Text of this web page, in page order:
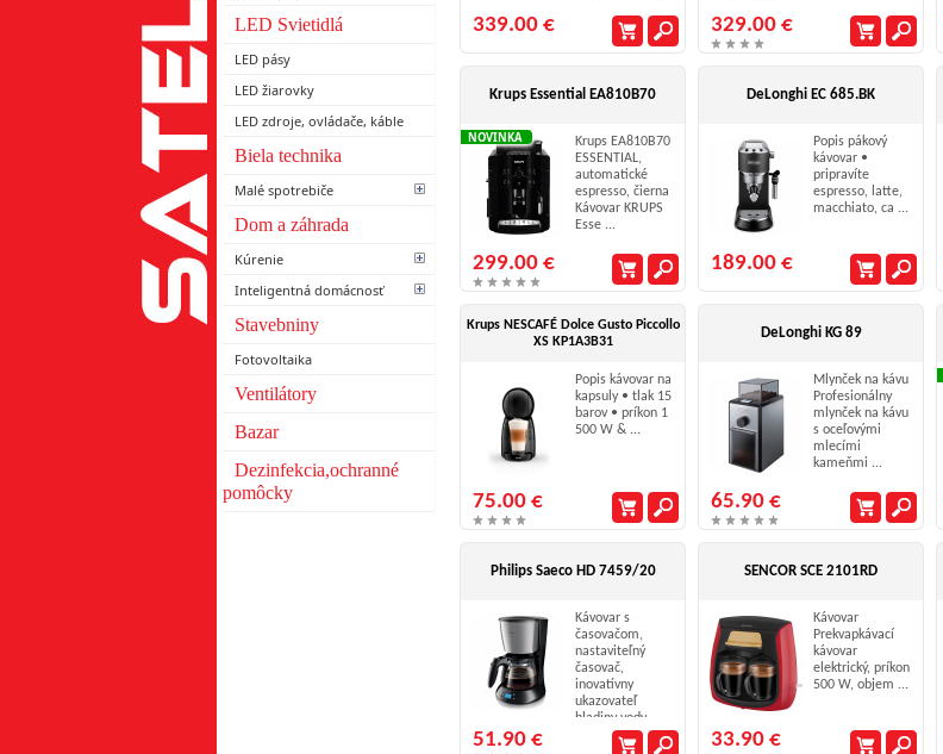
LED Svietidlá
LED pásy
LED žiarovky
LED zdroje, ovládače, káble
Biela technika
Malé spotrebiče
Dom a záhrada
Kúrenie
Inteligentná domácnosť
Stavebniny
Fotovoltaika
Ventilátory
Bazar
Dezinfekcia,ochranné
pomôcky
339.00 € 329.00 €
Krups Essential EA810B70
NOVINKA
Krups EA810B70
ESSENTIAL,
automatické
espresso, čierna
Kávovar KRUPS
Esse ...
299.00 €
DeLonghi EC 685.BK
Popis pákový
kávovar •
pripravíte
espresso, latte,
macchiato, ca ...
189.00 €
Krups NESCAFÉ Dolce Gusto Piccollo
XS KP1A3B31
Popis kávovar na
kapsuly • tlak 15
barov • príkon 1
500 W & ...
75.00 €
DeLonghi KG 89
Mlynček na kávu
Profesionálny
mlynček na kávu
s oceľovými
mlecími
kameňmi ...
65.90 €
Philips Saeco HD 7459/20
Kávovar s
časovačom,
nastaviteľný
časovač,
inovatívny
ukazovateľ
hladiny vody ...
51.90 €
SENCOR SCE 2101RD
Kávovar
Prekvapkávací
kávovar
elektrický, príkon
500 W, objem ...
33.90 €